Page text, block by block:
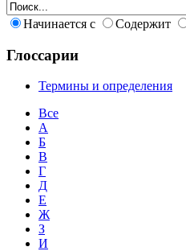
Начинается с Содержит
Глоссарии
Термины и определения
Все
А
Б
В
Г
Д
Е
Ж
З
И